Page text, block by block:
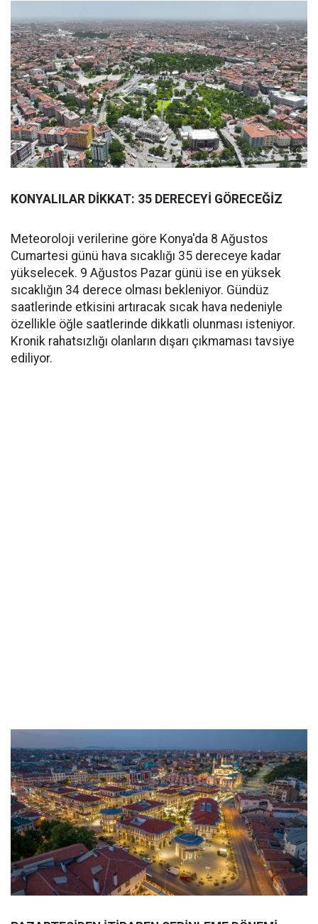
KONYALILAR DİKKAT: 35 DERECEYİ GÖRECEĞİZ
Meteoroloji verilerine göre Konya'da 8 Ağustos
Cumartesi günü hava sıcaklığı 35 dereceye kadar
yükselecek. 9 Ağustos Pazar günü ise en yüksek
sıcaklığın 34 derece olması bekleniyor. Gündüz
saatlerinde etkisini artıracak sıcak hava nedeniyle
özellikle öğle saatlerinde dikkatli olunması isteniyor.
Kronik rahatsızlığı olanların dışarı çıkmaması tavsiye
ediliyor.